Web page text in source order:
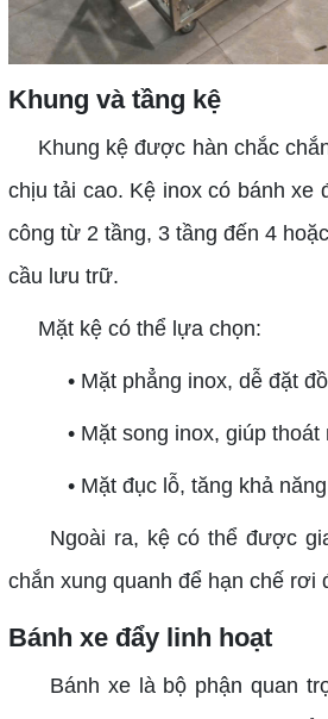
Khung và tầng kệ
Khung kệ được hàn chắc
chịu tải cao. Kệ inox có bánh
công từ 2 tầng, 3 tầng đến 4
cầu lưu trữ.
Mặt kệ có thể lựa chọn:
• Mặt phẳng inox, dễ đặt đồ
• Mặt song inox, giúp thoát
• Mặt đục lỗ, tăng khả năng
Ngoài ra, kệ có thể được
chắn xung quanh để hạn chế rơi
Bánh xe đẩy linh hoạt
Bánh xe là bộ phận quan